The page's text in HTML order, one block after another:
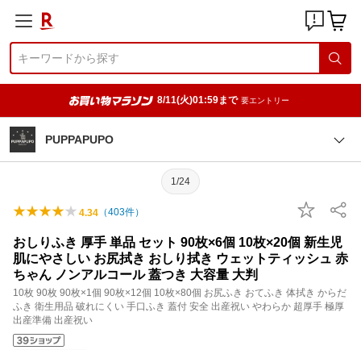
8/11(火)01:59まで 要エントリー
PUPPAPUPO
1/24
4.34 （403件）
おしりふき 厚手 単品 セット 90枚×6個 10枚×20個 新生児
肌にやさしい お尻拭き おしり拭き ウェットティッシュ 赤
ちゃん ノンアルコール 蓋つき 大容量 大判
10枚 90枚 90枚×1個 90枚×12個 10枚×80個 お尻ふき おてふき 体拭き からだ
ふき 衛生用品 破れにくい 手口ふき 蓋付 安全 出産祝い やわらか 超厚手 極厚
出産準備 出産祝い